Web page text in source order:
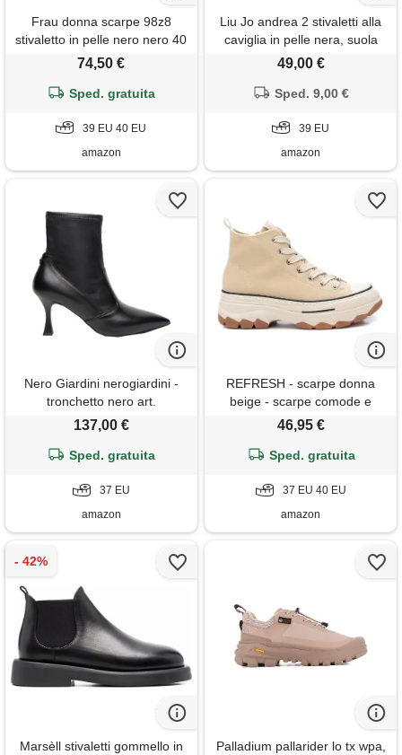
Frau donna scarpe 98z8
stivaletto in pelle nero nero 40
74,50 €
Sped. gratuita
39 EU 40 EU
amazon
Liu Jo andrea 2 stivaletti alla
caviglia in pelle nera, suola
platform, lacci, modello
49,00 €
Sped. 9,00 €
39 EU
amazon
Nero Giardini nerogiardini -
tronchetto nero art.
I410830de nero 37
137,00 €
Sped. gratuita
37 EU
amazon
REFRESH - scarpe donna
beige - scarpe comode e
versatili - moda casual -
37)
46,95 €
Sped. gratuita
37 EU 40 EU
amazon
Marsèll stivaletti gommello in
Palladium pallarider lo tx wpa,